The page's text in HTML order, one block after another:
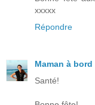
xxxxx
Répondre
Maman à bord
Santé!